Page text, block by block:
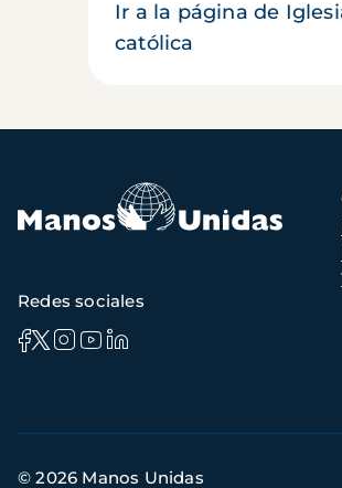
Ir a la página de
católica
Redes sociales
de
© 2026 Manos Unidas